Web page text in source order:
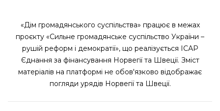
«Дім громадянського суспільства» працює в межах
проєкту «Сильне громадянське суспільство України –
рушій реформ і демократії», що реалізується ІСАР
Єднання за фінансування Норвегії та Швеції. Зміст
матеріалів на платформі не обов'язково відображає
погляди урядів Норвегії та Швеції.